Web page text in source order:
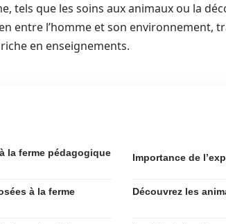
tels que les soins aux animaux ou la
entre l’homme et son environnement,
en enseignements.
la ferme pédagogique
Importance de
à la ferme
Découvrez les